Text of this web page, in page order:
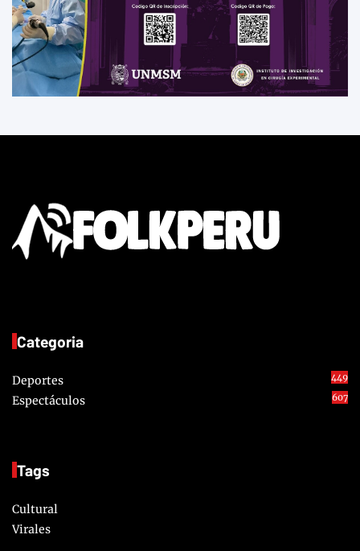
Categoria
Deportes 449
Espectáculos 607
Tags
Cultural
Virales